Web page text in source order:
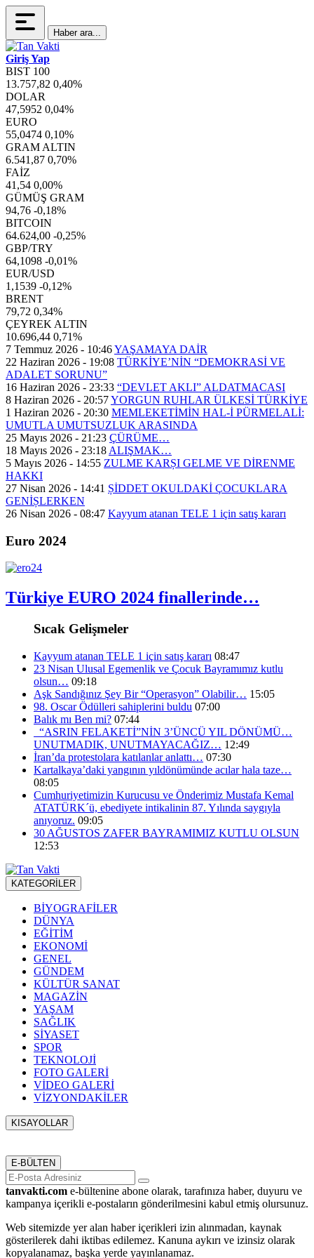
Haber ara...
Giriş Yap
BIST 100
13.757,82 0,40%
DOLAR
47,5952 0,04%
EURO
55,0474 0,10%
GRAM ALTIN
6.541,87 0,70%
FAİZ
41,54 0,00%
GÜMÜŞ GRAM
94,76 -0,18%
BITCOIN
64.624,00 -0,25%
GBP/TRY
64,1098 -0,01%
EUR/USD
1,1539 -0,12%
BRENT
79,72 0,34%
ÇEYREK ALTIN
10.696,44 0,71%
7 Temmuz 2026 - 10:46YAŞAMAYA DAİR
22 Haziran 2026 - 19:08 TÜRKİYE’NİN “DEMOKRASİ VE
ADALET SORUNU”
16 Haziran 2026 - 23:33 “DEVLET AKLI” ALDATMACASI
8 Haziran 2026 - 20:57YORGUN RUHLAR ÜLKESİ TÜRKİYE
1 Haziran 2026 - 20:30 MEMLEKETİMİN HAL-İ PÜRMELALİ:
UMUTLA UMUTSUZLUK ARASINDA
25 Mayıs 2026 - 21:23 ÇÜRÜME…
18 Mayıs 2026 - 23:18 ALIŞMAK…
5 Mayıs 2026 - 14:55 ZULME KARȘI GELME VE DİRENME
HAKKI
27 Nisan 2026 - 14:41 ȘİDDET OKULDAKİ ÇOCUKLARA
GENİȘLERKEN
26 Nisan 2026 - 08:47 Kayyum atanan TELE 1 için satış kararı
Euro 2024
Türkiye EURO 2024 finallerinde…
Sıcak Gelişmeler
Kayyum atanan TELE 1 için satış kararı 08:47
23 Nisan Ulusal Egemenlik ve Çocuk Bayramımız kutlu
olsun… 09:18
Aşk Sandığınız Şey Bir “Operasyon” Olabilir… 15:05
98. Oscar Ödülleri sahiplerini buldu 07:00
Balık mı Ben mi? 07:44
“ASRIN FELAKETİ”NİN 3’ÜNCÜ YIL DÖNÜMÜ…
UNUTMADIK, UNUTMAYACAĞIZ… 12:49
İran’da protestolara katılanlar anlattı… 07:30
Kartalkaya’daki yangının yıldönümünde acılar hala taze…
08:05
Cumhuriyetimizin Kurucusu ve Önderimiz Mustafa Kemal
ATATÜRK´ü, ebediyete intikalinin 87. Yılında saygıyla
anıyoruz. 09:05
30 AĞUSTOS ZAFER BAYRAMIMIZ KUTLU OLSUN
12:53
KATEGORİLER
BİYOGRAFİLER
DÜNYA
EĞİTİM
EKONOMİ
GENEL
GÜNDEM
KÜLTÜR SANAT
MAGAZİN
YAŞAM
SAĞLIK
SİYASET
SPOR
TEKNOLOJİ
FOTO GALERİ
VİDEO GALERİ
VİZYONDAKİLER
KISAYOLLAR
E-BÜLTEN
tanvakti.com e-bültenine abone olarak, tarafınıza haber, duyuru ve
kampanya içerikli e-postaların gönderilmesini kabul etmiş olursunuz.
Web sitemizde yer alan haber içerikleri izin alınmadan, kaynak
gösterilerek dahi iktibas edilemez. Kanuna aykırı ve izinsiz olarak
kopyalanamaz, başka yerde yayınlanamaz.